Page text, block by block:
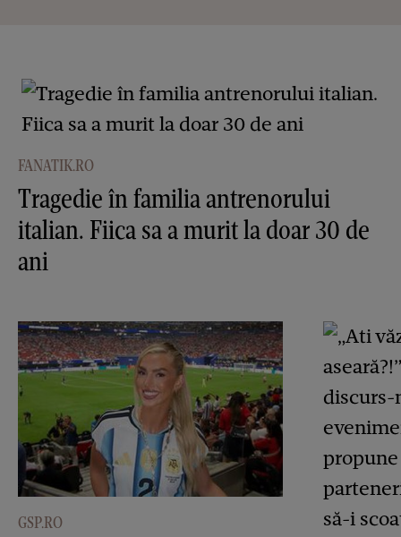
FANATIK.RO
Tragedie în familia antrenorului
italian. Fiica sa a murit la doar 30 de
ani
GSP.RO